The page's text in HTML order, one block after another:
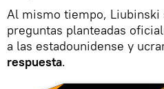
Al mismo tiempo, Liubinski
preguntas planteadas
a las estadounidense y
respuesta.